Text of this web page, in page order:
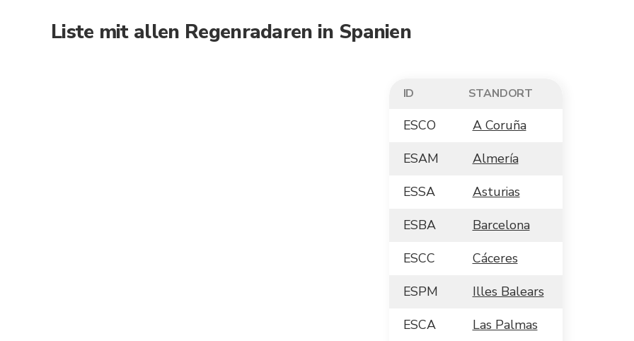
Liste mit allen Regenradaren in Spanien
ID STANDORT
ESCO
A Coruña
ESAM
Almería
ESSA
Asturias
ESBA
Barcelona
ESCC
Cáceres
ESPM
Illes Balears
ESCA
Las Palmas